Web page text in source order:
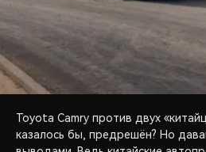
Toyota Camry против двух
казалось бы, предрешён? Но